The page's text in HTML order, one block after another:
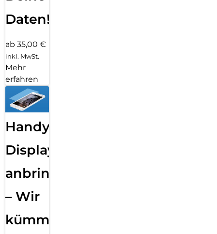
Daten!
ab 35,00 €
inkl. MwSt.
Mehr
erfahren
Handy
Displayfolie
anbringen
– Wir
kümmern